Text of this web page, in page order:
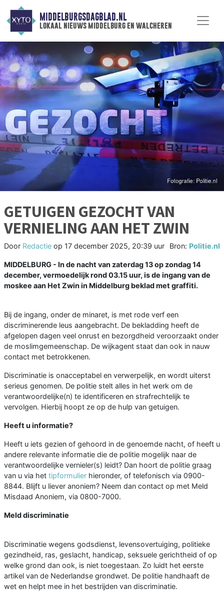
MIDDELBURGSDAGBLAD.NL
lokaal nieuws middelburg en walcheren
GETUIGEN GEZOCHT VAN
VERNIELING AAN HET ZWIN
Door Redactie op 17 december 2025, 20:39 uur Bron: Politie.nl
MIDDELBURG - In de nacht van zaterdag 13 op zondag 14
december, vermoedelijk rond 03.15 uur, is de ingang van de
moskee aan Het Zwin in Middelburg beklad met graffiti.
Bij de ingang, onder de minaret, is met rode verf een
discriminerende leus aangebracht. De bekladding heeft de
afgelopen dagen veel onrust en bezorgdheid veroorzaakt onder
de moslimgemeenschap. De wijkagent staat dan ook in nauw
contact met betrokkenen.
Discriminatie is onacceptabel en verwerpelijk, en wordt uiterst
serieus genomen. De politie stelt alles in het werk om de
verantwoordelijke(n) te identificeren en strafrechtelijk te
vervolgen. Hierbij hoopt ze op de hulp van getuigen.
Heeft u informatie?
Heeft u iets gezien of gehoord in de genoemde nacht, of heeft u
andere relevante informatie die de politie mogelijk naar de
verantwoordelijke vernieler(s) leidt? Dan hoort de politie graag
van u via het tipformulier hieronder, of telefonisch via 0900-
8844. Blijft u liever anoniem? Neem dan contact op met Meld
Misdaad Anoniem, via 0800-7000.
Meld discriminatie
Discriminatie wegens godsdienst, levensovertuiging, politieke
gezindheid, ras, geslacht, handicap, seksuele gerichtheid of op
welke grond dan ook, is niet toegestaan. Zo luidt het eerste
artikel van de Nederlandse grondwet. De politie handhaaft de
wet en helpt mee in het bestrijden van discriminatie.